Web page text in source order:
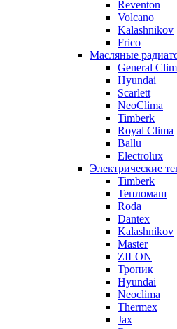
Reventon
Volcano
Kalashnikov
Frico
Масляные
General
Hyundai
Scarlett
NeoClima
Timberk
Royal Clima
Ballu
Electrolux
Электрические
Timberk
Тепломаш
Roda
Dantex
Kalashnikov
Master
ZILON
Тропик
Hyundai
Neoclima
Thermex
Jax